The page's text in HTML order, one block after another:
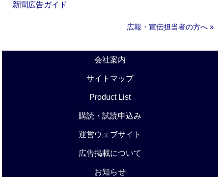
新聞広告ガイド
広報・宣伝担当者の方へ »
会社案内
サイトマップ
Product List
購読・試読申込み
運営ウェブサイト
広告掲載について
お知らせ